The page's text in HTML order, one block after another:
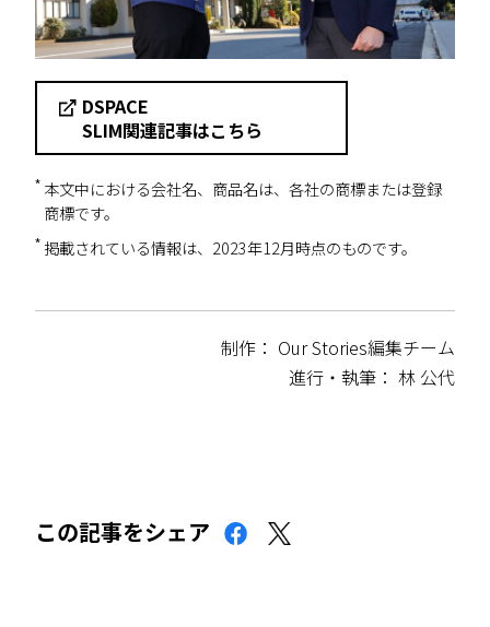
DSPACE
SLIM関連記事はこちら
本文中における会社名、商品名は、各社の商標または登録
商標です。
掲載されている情報は、2023年12月時点のものです。
制作： Our Stories編集チーム
進行・執筆： 林 公代
この記事をシェア